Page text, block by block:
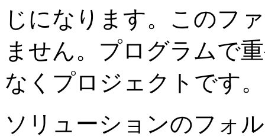
じになります。このフ
ません。プログラムで
なくプロジェクトです。
ソリューションのフォ